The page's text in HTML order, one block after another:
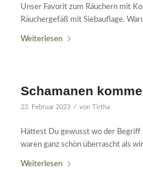
Unser Favorit zum Räuchern mit
Räuchergefäß mit Siebauflage.
Weiterlesen
Schamanen
23. Februar 2023 / von Tirtha
Hättest Du gewusst wo der Begriff
waren ganz schön überrascht als
Weiterlesen